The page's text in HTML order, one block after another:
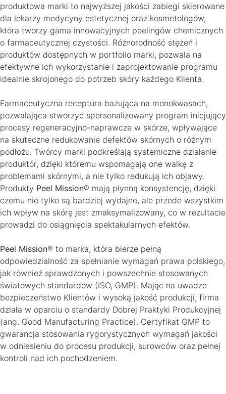
produktowa marki to najwyższej jakości zabiegi skierowane
dla lekarzy medycyny estetycznej oraz kosmetologów,
która tworzy gama innowacyjnych peelingów chemicznych
o farmaceutycznej czystości. Różnorodność stężeń i
produktów dostępnych w portfolio marki, pozwala na
efektywne ich wykorzystanie i zaprojektowanie programu
idealnie skrojonego do potrzeb skóry każdego Klienta.
Farmaceutyczna receptura bazująca na monokwasach,
pozwalająca stworzyć spersonalizowany program inicjujący
procesy regeneracyjno-naprawcze w skórze, wpływające
na skuteczne redukowanie defektów skórnych o różnym
podłożu. Twórcy marki podkreślają systemiczne działanie
produktór, dzięki któremu wspomagają one walkę z
problemami skórnymi, a nie tylko redukują ich objawy.
Produkty Peel Mission® mają płynną konsystencję, dzięki
czemu nie tylko są bardziej wydajne, ale przede wszystkim
ich wpływ na skórę jest zmaksymalizowany, co w rezultacie
prowadzi do osiągnięcia spektakularnych efektów.
Peel Mission® to marka, która bierze pełną
odpowiedzialność za spełnianie wymagań prawa polskiego,
jak również sprawdzonych i powszechnie stosowanych
światowych standardów (ISO, GMP). Mając na uwadze
bezpieczeństwo Klientów i wysoką jakość produkcji, firma
działa w oparciu o standardy Dobrej Praktyki Produkcyjnej
(ang. Good Manufacturing Practice). Certyfikat GMP to
gwarancja stosowania rygorystycznych wymagań jakości
w odniesieniu do procesu produkcji, surowców oraz pełnej
kontroli nad ich pochodzeniem.